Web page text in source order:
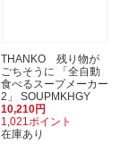
THANKO 残り物が
ごちそうに 「全自動
食べるスープメーカー
2」 SOUPMKHGY
10,210円
1,021ポイント
在庫あり